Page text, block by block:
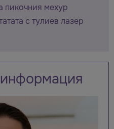
пикочния мехур
с тулиев лазер